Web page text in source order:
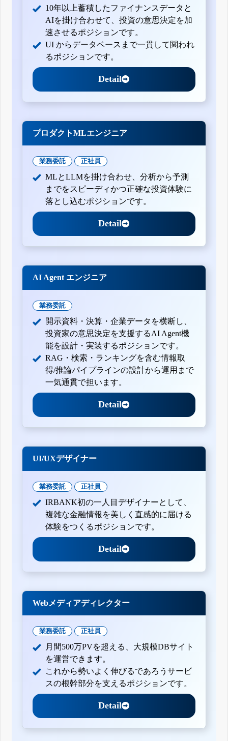
10年以上蓄積したファイナンスデータと
AIを掛け合わせて、投資の意思決定を加
速させるポジションです。
UI からデータベースまで一貫して関われ
るポジションです。
Detail
プロダクトMLエンジニア
業務委託 正社員
MLとLLMを掛け合わせ、分析から予測
までをスピーディかつ正確な投資体験に
落とし込むポジションです。
Detail
AI Agent エンジニア
業務委託
開示資料・決算・企業データを横断し、
投資家の意思決定を支援するAI Agent機
能を設計・実装するポジションです。
RAG・検索・ランキングを含む情報取
得/推論パイプラインの設計から運用まで
一気通貫で担います。
Detail
UI/UXデザイナー
業務委託 正社員
IRBANK初の一人目デザイナーとして、
複雑な金融情報を美しく直感的に届ける
体験をつくるポジションです。
Detail
Webメディアディレクター
業務委託 正社員
月間500万PVを超える、大規模DBサイト
を運営できます。
これから勢いよく伸びるであろうサービ
スの根幹部分を支えるポジションです。
Detail